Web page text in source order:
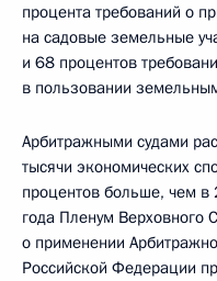
процента требований о
на садовые земельные
и 68 процентов
в пользовании
Арбитражными судами
тысячи экономических
процентов больше, чем
года Пленум Верховного
о применении
Российской Федерации